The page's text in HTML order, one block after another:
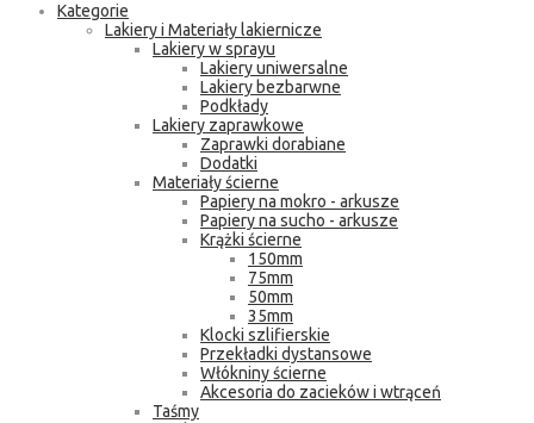
Kategorie
Lakiery i Materiały lakiernicze
Lakiery w sprayu
Lakiery uniwersalne
Lakiery bezbarwne
Podkłady
Lakiery zaprawkowe
Zaprawki dorabiane
Dodatki
Materiały ścierne
Papiery na mokro - arkusze
Papiery na sucho - arkusze
Krążki ścierne
150mm
75mm
50mm
35mm
Klocki szlifierskie
Przekładki dystansowe
Włókniny ścierne
Akcesoria do zacieków i wtrąceń
Taśmy